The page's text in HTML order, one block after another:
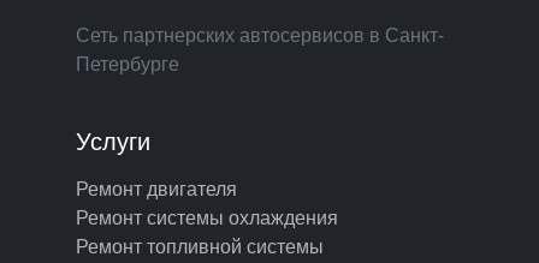
Сеть партнерских автосервисов в Санкт-
Петербурге
Услуги
Ремонт двигателя
Ремонт системы охлаждения
Ремонт топливной системы